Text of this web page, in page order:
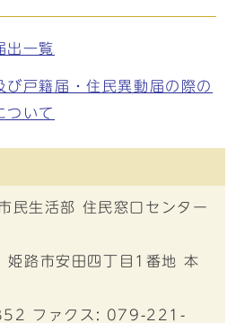
出一覧
び戸籍届・住民異動届の際の
ついて
民生活部 住民窓口センター
路市安田四丁目1番地 本
ファクス: 079-221-